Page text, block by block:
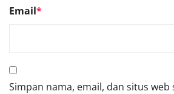
Email*
Simpan nama, email, dan situs web